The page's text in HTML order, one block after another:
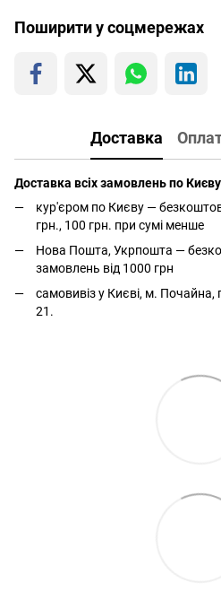
Поширити у соцмережах
Доставка
Доставка всіх замовлень по Києву
кур'єром по Києву —
грн., 100 грн. при сумі менше
Нова Пошта, Укрпошта —
замовлень від 1000 грн
самовивіз у Києві, м.
21.